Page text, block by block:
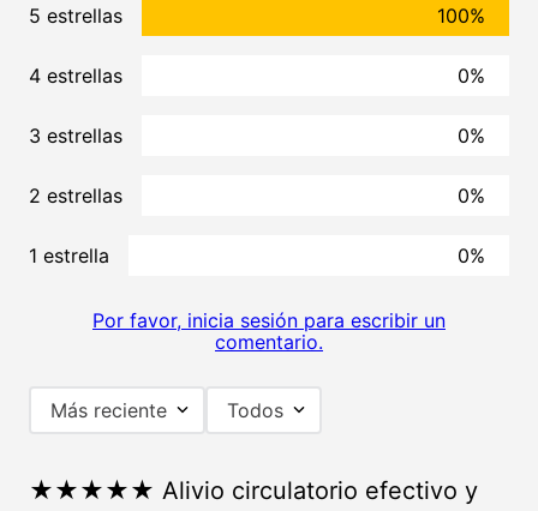
5 estrellas 100%
4 estrellas 0%
3 estrellas 0%
2 estrellas 0%
1 estrella 0%
Por favor, inicia sesión para escribir un
comentario.
Más reciente Todos
★★★★★ Alivio circulatorio efectivo y